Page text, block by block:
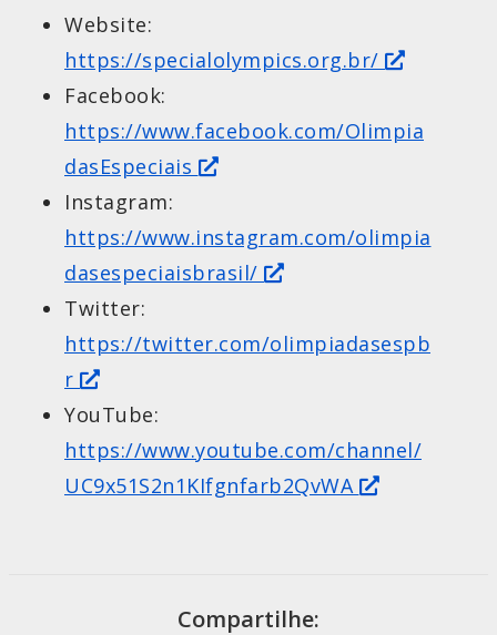
Website:
https://specialolympics.org.br/
Facebook:
https://www.facebook.com/Olimpia
dasEspeciais
Instagram:
https://www.instagram.com/olimpia
dasespeciaisbrasil/
Twitter:
https://twitter.com/olimpiadasespb
r
YouTube:
https://www.youtube.com/channel/
UC9x51S2n1KIfgnfarb2QvWA
Compartilhe: